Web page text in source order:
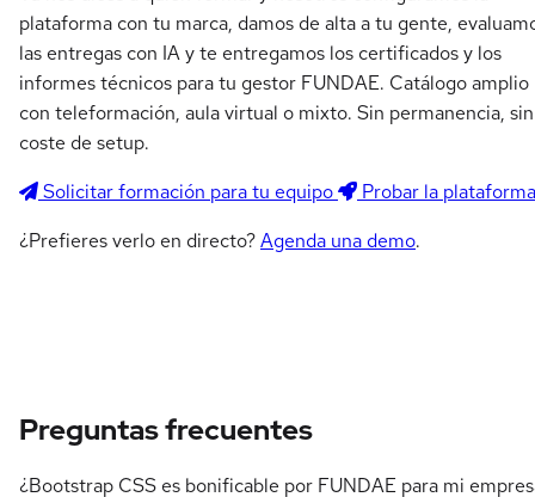
plataforma con tu marca, damos de alta a tu gente,
las entregas con IA y te entregamos los certificados y los
informes técnicos para tu gestor FUNDAE. Catálogo amplio
con teleformación, aula virtual o mixto. Sin permanencia, sin
coste de setup.
Solicitar formación para tu equipo
Probar la plataforma
¿Prefieres verlo en directo?Agenda una demo.
Preguntas frecuentes
¿Bootstrap CSS es bonificable por FUNDAE para mi